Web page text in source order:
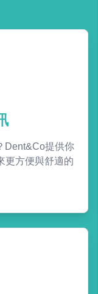
Dent&Co提供你
更方便與舒適的